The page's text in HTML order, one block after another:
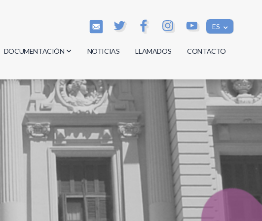
ES
DOCUMENTACIÓN
Actas
Reglamentos
Documentos
NOTICIAS LLAMADOS CONTACTO